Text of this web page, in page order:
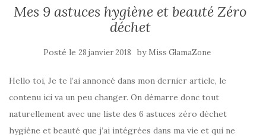
Mes 9 astuces hygiène et beauté Zéro
déchet
Posté le 28 janvier 2018 by Miss GlamaZone
Hello toi, Je te l’ai annoncé dans mon dernier article, le
contenu ici va un peu changer. On démarre donc tout
naturellement avec une liste des 6 astuces zéro déchet
hygiène et beauté que j’ai intégrées dans ma vie et qui ne